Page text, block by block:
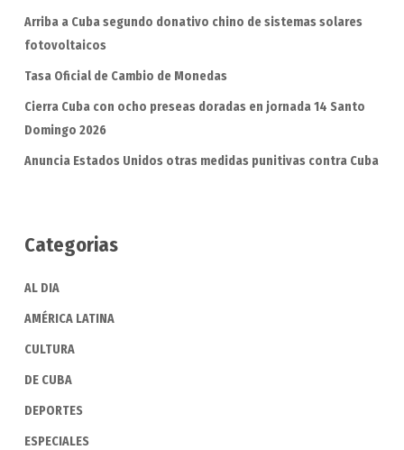
Arriba a Cuba segundo donativo chino de sistemas solares
fotovoltaicos
Tasa Oficial de Cambio de Monedas
Cierra Cuba con ocho preseas doradas en jornada 14 Santo
Domingo 2026
Anuncia Estados Unidos otras medidas punitivas contra Cuba
Categorias
AL DIA
AMÉRICA LATINA
CULTURA
DE CUBA
DEPORTES
ESPECIALES